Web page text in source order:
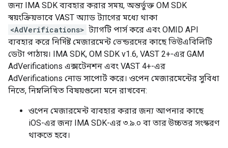
জন্য IMA SDK ব্যবহার করার সময়, অন্তর্ভুক্ত OM SDK
স্বয়ংক্রিয়ভাবে VAST অ্যাড ট্যাগের মধ্যে থাকা
<AdVerifications> ট্যাগটি পার্স করে এবং OMID API
ব্যবহার করে নির্দিষ্ট মেজারমেন্ট ভেন্ডরদের কাছে ভিউএবিলিটি
ডেটা পাঠায়। IMA SDK, OM SDK v1.6, VAST 2+-এর GAM
AdVerifications এক্সটেনশন এবং VAST 4+-এর
AdVerifications নোড সাপোর্ট করে। ওপেন মেজারমেন্টের সুবিধা
নিতে, নিম্নলিখিত বিষয়গুলো মনে রাখবেন:
ওপেন মেজারমেন্ট ব্যবহার করার জন্য আপনার কাছে
iOS-এর জন্য IMA SDK-এর ৩.৯.০ বা তার উচ্চতর সংস্করণ
থাকতে হবে।